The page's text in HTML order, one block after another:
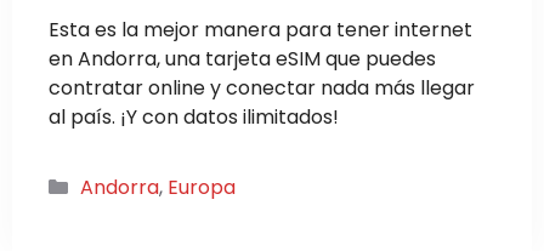
Esta es la mejor manera para tener internet
en Andorra, una tarjeta eSIM que puedes
contratar online y conectar nada más llegar
al país. ¡Y con datos ilimitados!
Categorías
Andorra, Europa